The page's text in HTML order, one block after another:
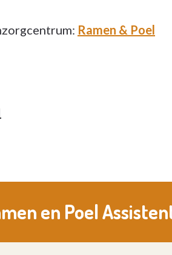
Ramen & Poel
en Poel